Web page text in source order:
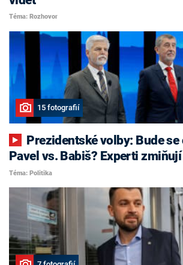
Téma: Rozhovor
15 fotografií
Pavel vs. Babiš? Experti
Téma: Politika